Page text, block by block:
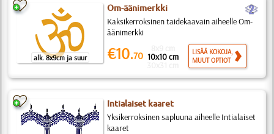
alk. 8x9cm ja suur
Om-äänimerkki b
Kaksikerroksinen taidekaavain aiheelle Om-
äänimerkki
€10.70 10x10 cm
LISÄÄ KOKOJA,
MUUT OPTIOT
Intialaiset kaaret
Yksikerroksinen sapluuna aiheelle Intialaiset
kaaret